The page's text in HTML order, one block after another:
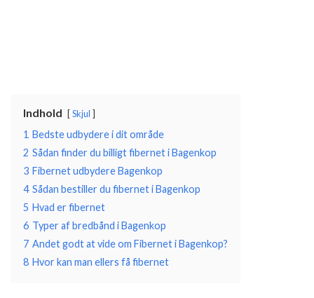
Indhold Skjul
1 Bedste udbydere i dit område
2 Sådan finder du billigt fibernet i Bagenkop
3 Fibernet udbydere Bagenkop
4 Sådan bestiller du fibernet i Bagenkop
5 Hvad er fibernet
6 Typer af bredbånd i Bagenkop
7 Andet godt at vide om Fibernet i Bagenkop?
8 Hvor kan man ellers få fibernet